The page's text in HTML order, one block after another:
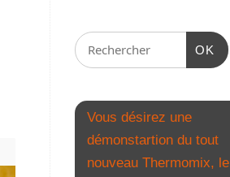
OK
Vous désirez une
démonstartion du tout
nouveau Thermomix, le